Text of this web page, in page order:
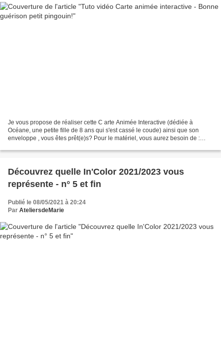
Je vous propose de réaliser cette C arte Animée Interactive (dédiée à
Océane, une petite fille de 8 ans qui s'est cassé le coude) ainsi que son
enveloppe , vous êtes prêt(e)s? Pour le matériel, vous aurez besoin de :
Découvrez quelle In'Color 2021/2023 vous
représente - n° 5 et fin
Publié le 08/05/2021 à 20:24
Par AteliersdeMarie